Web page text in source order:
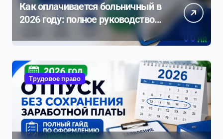
Как оплачивается больничный в
2026 году: полное руководство с
Трудовое право